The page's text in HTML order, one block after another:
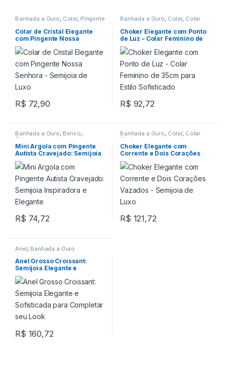
Banhada a Ouro, Colar, Pingente
Colar de Cristal Elegante
com Pingente Nossa
Senhora – Semijoia de Luxo
R$ 72,90
Banhada a Ouro, Colar, Colar
Choker Elegante com Ponto
de Luz – Colar Feminino de
35cm para Estilo Sofisticado
R$ 92,72
Banhada a Ouro, Brinco,
Pingente
Mini Argola com Pingente
Autista Cravejado: Semijoia
Inspiradora e Elegante
R$ 74,72
Banhada a Ouro, Colar, Colar
Choker
Choker Elegante com
Corrente e Dois Corações
Vazados – Semijoia de Luxo
R$ 121,72
Anel, Banhada a Ouro
Anel Grosso Croissant:
Semijoia Elegante e
Sofisticada para Completar
seu Look
R$ 160,72